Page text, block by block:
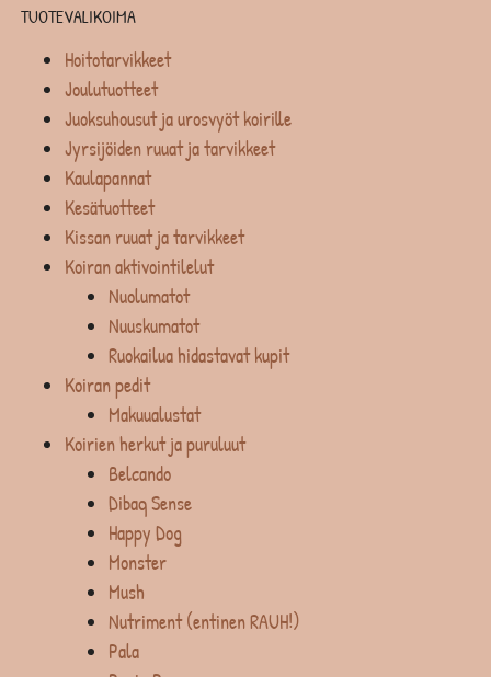
TUOTEVALIKOIMA
Hoitotarvikkeet
Joulutuotteet
Juoksuhousut ja urosvyöt koirille
Jyrsijöiden ruuat ja tarvikkeet
Kaulapannat
Kesätuotteet
Kissan ruuat ja tarvikkeet
Koiran aktivointilelut
Nuolumatot
Nuuskumatot
Ruokailua hidastavat kupit
Koiran pedit
Makuualustat
Koirien herkut ja puruluut
Belcando
Dibaq Sense
Happy Dog
Monster
Mush
Nutriment (entinen RAUH!)
Pala